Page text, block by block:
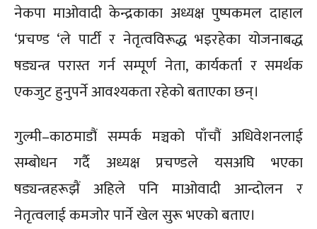
नेकपा माओवादी केन्द्रकाका अध्यक्ष पुष्पकमल दाहाल
‘प्रचण्ड ‘ले पार्टी र नेतृत्वविरूद्ध भइरहेका योजनाबद्ध
षड्यन्त्र परास्त गर्न सम्पूर्ण नेता, कार्यकर्ता र समर्थक
एकजुट हुनुपर्ने आवश्यकता रहेको बताएका छन्।
गुल्मी–काठमाडौं सम्पर्क मञ्चको पाँचौं अधिवेशनलाई
सम्बोधन गर्दै अध्यक्ष प्रचण्डले यसअघि भएका
षड्यन्त्रहरूझैं अहिले पनि माओवादी आन्दोलन र
नेतृत्वलाई कमजोर पार्ने खेल सुरू भएको बताए।